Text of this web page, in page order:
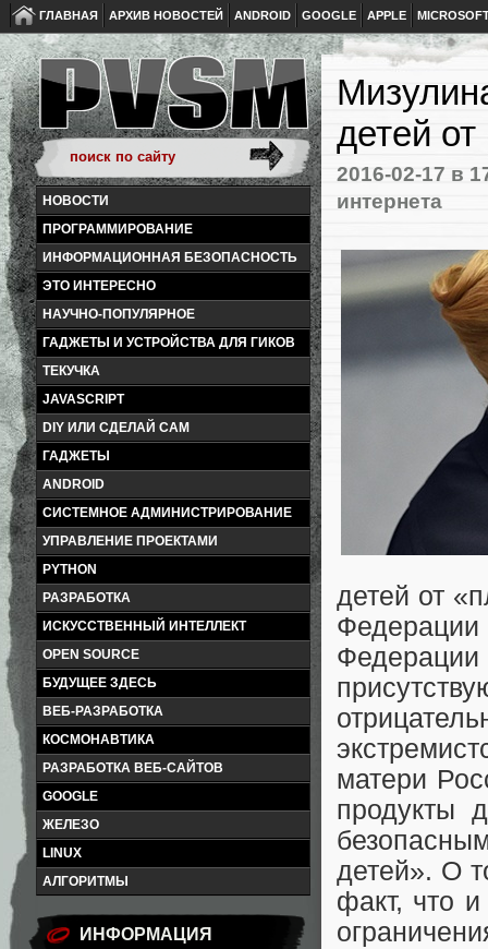
ГЛАВНАЯ АРХИВ НОВОСТЕЙ ANDROID GOOGLE APPLE
НОВОСТИ
ПРОГРАММИРОВАНИЕ
ИНФОРМАЦИОННАЯ БЕЗОПАСНОСТЬ
ЭТО ИНТЕРЕСНО
НАУЧНО-ПОПУЛЯРНОЕ
ГАДЖЕТЫ И УСТРОЙСТВА ДЛЯ ГИКОВ
ТЕКУЧКА
JAVASCRIPT
DIY ИЛИ СДЕЛАЙ САМ
ГАДЖЕТЫ
ANDROID
СИСТЕМНОЕ АДМИНИСТРИРОВАНИЕ
УПРАВЛЕНИЕ ПРОЕКТАМИ
PYTHON
РАЗРАБОТКА
ИСКУССТВЕННЫЙ ИНТЕЛЛЕКТ
OPEN SOURCE
БУДУЩЕЕ ЗДЕСЬ
ВЕБ-РАЗРАБОТКА
КОСМОНАВТИКА
РАЗРАБОТКА ВЕБ-САЙТОВ
GOOGLE
ЖЕЛЕЗО
LINUX
АЛГОРИТМЫ
ИНФОРМАЦИЯ
детей
2016-02-17 в
интернета
детей от
матери
продукты
детей». О
факт, что